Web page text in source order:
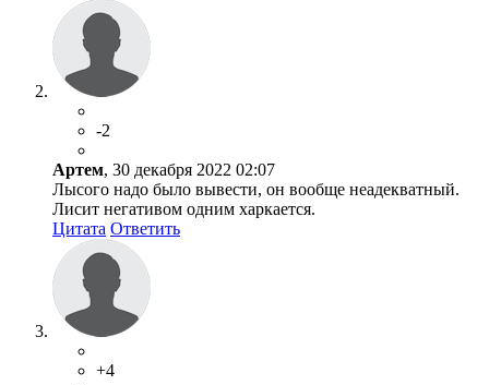
-2
Артем, 30 декабря 2022 02:07
Лысого надо было вывести, он вообще неадекватный.
Лисит негативом одним харкается.
Цитата Ответить
+4